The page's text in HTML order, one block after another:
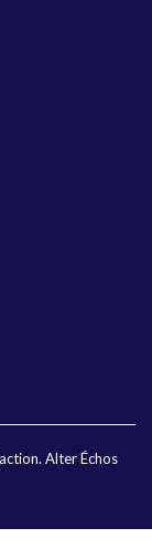
Alter Échos